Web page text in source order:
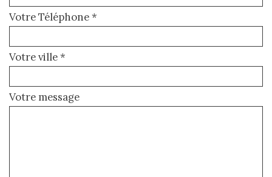
Votre Téléphone *
Votre ville *
Votre message